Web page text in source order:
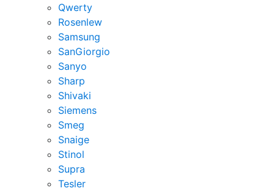
Qwerty
Rosenlew
Samsung
SanGiorgio
Sanyo
Sharp
Shivaki
Siemens
Smeg
Snaige
Stinol
Supra
Tesler